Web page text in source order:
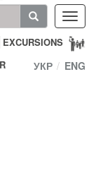
EXCURSIONS
УКР ENG